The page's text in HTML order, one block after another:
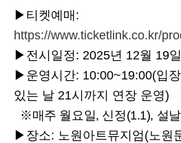
▶티켓예매:
https://www.ticketlink.co.kr/
▶전시일정: 2025년 12월 19
▶운영시간: 10:00~19:00(입
있는 날 21시까지 연장 운영)
※매주 월요일, 신정(1.1), 설
▶장소: 노원아트뮤지엄(노원